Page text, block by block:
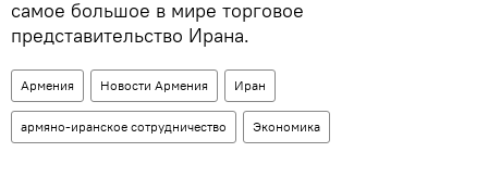
самое большое в мире торговое
представительство Ирана.
Армения Новости Армения Иран
армяно-иранское сотрудничество Экономика